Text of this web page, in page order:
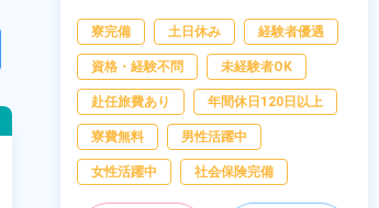
オペレーター,部品供
給・充填・運搬,検査,物
流・配送
寮完備 土日休み 経験者優遇
資格・経験不問 未経験者OK
赴任旅費あり 年間休日120日以上
寮費無料 男性活躍中
女性活躍中 社会保険完備